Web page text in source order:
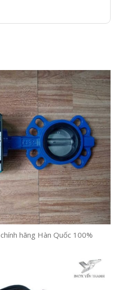
hãng Hàn Quốc 100%